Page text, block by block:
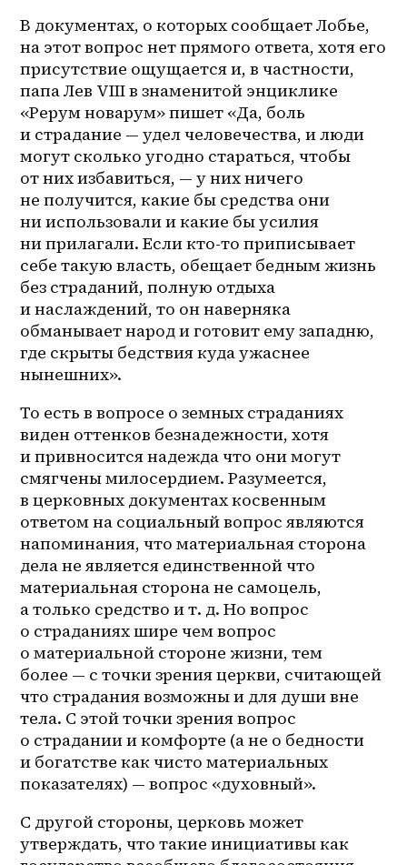
В документах, о которых сообщает Лобье,
на этот вопрос нет прямого ответа, хотя его
присутствие ощущается и, в частности,
папа Лев VIII в знаменитой энциклике
«Рерум новарум» пишет «Да, боль
и страдание — удел человечества, и люди
могут сколько угодно стараться, чтобы
от них избавиться, — у них ничего
не получится, какие бы средства они
ни использовали и какие бы усилия
ни прилагали. Если кто-то приписывает
себе такую власть, обещает бедным жизнь
без страданий, полную отдыха
и наслаждений, то он наверняка
обманывает народ и готовит ему западню,
где скрыты бедствия куда ужаснее
нынешних».
То есть в вопросе о земных страданиях
виден оттенков безнадежности, хотя
и привносится надежда что они могут
смягчены милосердием. Разумеется,
в церковных документах косвенным
ответом на социальный вопрос являются
напоминания, что материальная сторона
дела не является единственной что
материальная сторона не самоцель,
а только средство и т. д. Но вопрос
о страданиях шире чем вопрос
о материальной стороне жизни, тем
более — с точки зрения церкви, считающей
что страдания возможны и для души вне
тела. С этой точки зрения вопрос
о страдании и комфорте (а не о бедности
и богатстве как чисто материальных
показателях) — вопрос «духовный».
С другой стороны, церковь может
утверждать, что такие инициативы как